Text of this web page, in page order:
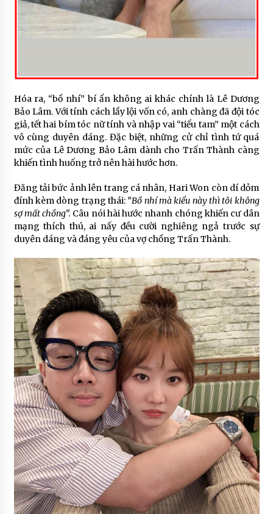
Hóa ra, “bồ nhí” bí ẩn không ai khác chính là Lê Dương
Bảo Lâm. Với tính cách lầy lội vốn có, anh chàng đã đội tóc
giả, tết hai bím tóc nữ tính và nhập vai “tiểu tam” một cách
vô cùng duyên dáng. Đặc biệt, những cử chỉ tình tứ quá
mức của Lê Dương Bảo Lâm dành cho Trấn Thành càng
khiến tình huống trở nên hài hước hơn.
Đăng tải bức ảnh lên trang cá nhân, Hari Won còn dí dỏm
đính kèm dòng trạng thái: “Bồ nhí mà kiểu này thì tôi không
sợ mất chồng”. Câu nói hài hước nhanh chóng khiến cư dân
mạng thích thú, ai nấy đều cười nghiêng ngả trước sự
duyên dáng và đáng yêu của vợ chồng Trấn Thành.